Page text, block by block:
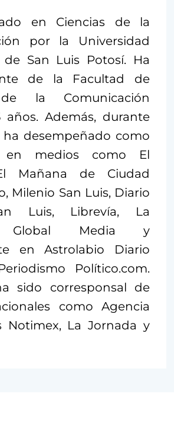
en Ciencias de la
por la Universidad
San Luis Potosí. Ha
de la Facultad de
la Comunicación
años. Además, durante
ha desempeñado como
en medios como El
Mañana de Ciudad
Milenio San Luis, Diario
Luis, Librevía, La
Global Media y
en Astrolabio Diario
Político.com.
sido corresponsal de
como Agencia
Notimex, La Jornada y